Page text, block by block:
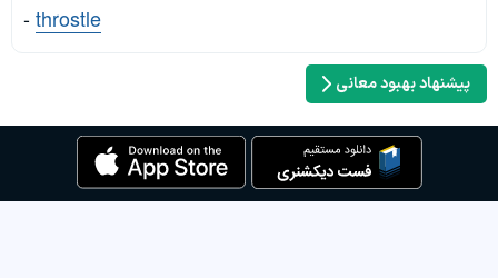
-throstle
پیشنهاد بهبود معانی